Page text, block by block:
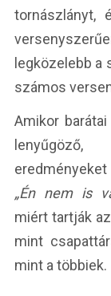
tornászlányt,
legközelebb a
számos
Amikor
lenyűgöző,
„Én nem is
miért tartják
mint
mint a többiek.